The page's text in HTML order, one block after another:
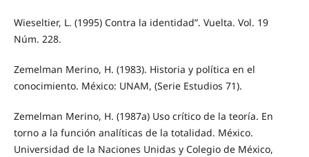
Wieseltier, L. (1995) Contra la identidad”. Vuelta. Vol. 19
Núm. 228.
Zemelman Merino, H. (1983). Historia y política en el
conocimiento. México: UNAM, (Serie Estudios 71).
Zemelman Merino, H. (1987a) Uso crítico de la teoría. En
torno a la función analíticas de la totalidad. México.
Universidad de la Naciones Unidas y Colegio de México,